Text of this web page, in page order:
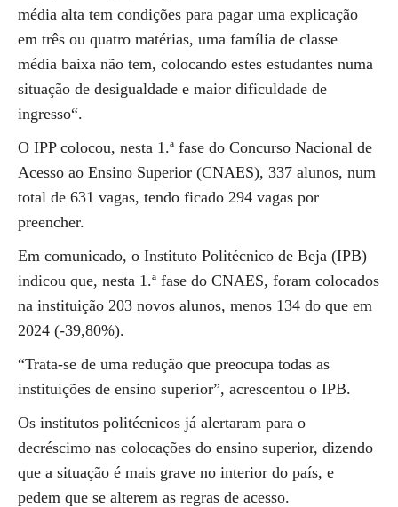
média alta tem condições para pagar uma explicação
em três ou quatro matérias, uma família de classe
média baixa não tem, colocando estes estudantes numa
situação de desigualdade e maior dificuldade de
ingresso“.
O IPP colocou, nesta 1.ª fase do Concurso Nacional de
Acesso ao Ensino Superior (CNAES), 337 alunos, num
total de 631 vagas, tendo ficado 294 vagas por
preencher.
Em comunicado, o Instituto Politécnico de Beja (IPB)
indicou que, nesta 1.ª fase do CNAES, foram colocados
na instituição 203 novos alunos, menos 134 do que em
2024 (-39,80%).
“Trata-se de uma redução que preocupa todas as
instituições de ensino superior”, acrescentou o IPB.
Os institutos politécnicos já alertaram para o
decréscimo nas colocações do ensino superior, dizendo
que a situação é mais grave no interior do país, e
pedem que se alterem as regras de acesso.